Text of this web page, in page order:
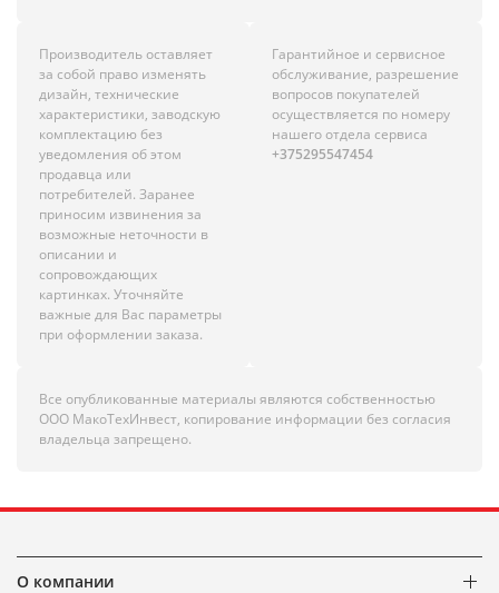
Производитель оставляет
за собой право изменять
дизайн, технические
характеристики, заводскую
комплектацию без
уведомления об этом
продавца или
потребителей. Заранее
приносим извинения за
возможные неточности в
описании и
сопровождающих
картинках. Уточняйте
важные для Вас параметры
при оформлении заказа.
Гарантийное и сервисное
обслуживание, разрешение
вопросов покупателей
осуществляется по номеру
нашего отдела сервиса
+375295547454
Все опубликованные материалы являются собственностью
ООО МакоТехИнвест, копирование информации без согласия
владельца запрещено.
О компании